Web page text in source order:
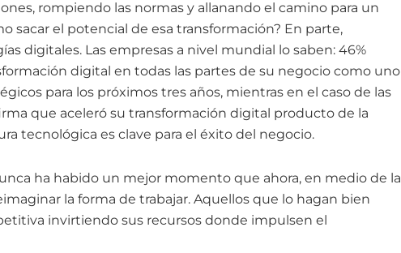
rompiendo las normas y allanando el camino para un
sacar el potencial de esa transformación? En parte,
digitales. Las empresas a nivel mundial lo saben: 46%
digital en todas las partes de su negocio como uno
para los próximos tres años, mientras en el caso de las
que aceleró su transformación digital producto de la
tecnológica es clave para el éxito del negocio.
ha habido un mejor momento que ahora, en medio de la
la forma de trabajar. Aquellos que lo hagan bien
invirtiendo sus recursos donde impulsen el